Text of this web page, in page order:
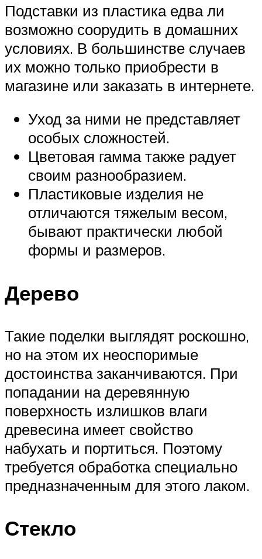
Подставки из пластика едва ли
возможно соорудить в домашних
условиях. В большинстве случаев
их можно только приобрести в
магазине или заказать в интернете.
Уход за ними не представляет
особых сложностей.
Цветовая гамма также радует
своим разнообразием.
Пластиковые изделия не
отличаются тяжелым весом,
бывают практически любой
формы и размеров.
Дерево
Такие поделки выглядят роскошно,
но на этом их неоспоримые
достоинства заканчиваются. При
попадании на деревянную
поверхность излишков влаги
древесина имеет свойство
набухать и портиться. Поэтому
требуется обработка специально
предназначенным для этого лаком.
Стекло